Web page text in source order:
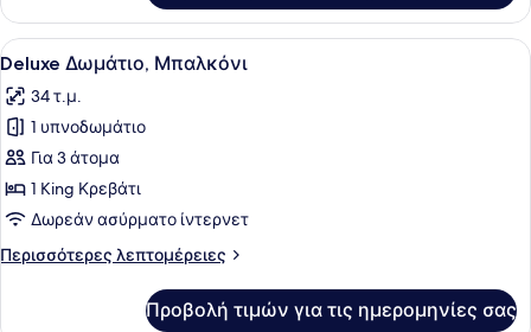
Δωμάτιο
(Class)
Προβολή
όλων
των
φωτογραφιών
για
Deluxe
Δωμάτιο,
Ένα δωμάτιο ξενοδοχείου με ένα
5
Deluxe Δωμάτιο, Μπαλκόνι
34 τ.μ.
1 υπνοδωμάτιο
Για 3 άτομα
1 King Κρεβάτι
Δωρεάν ασύρματο ίντερνετ
Περισσότερες λεπτομέρειες
Περισσότερες
Προβολή τιμών για τις ημερομηνίες σας